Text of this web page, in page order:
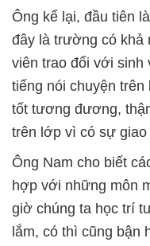
Ông kể lại, đầu tiên
đây là trường có khả
viên trao đổi với sinh
tiếng nói chuyện
tốt tương đương,
trên lớp vì có sự
Ông Nam cho biết
hợp với những môn
giờ chúng ta học trí
lắm, có thì cũng bận